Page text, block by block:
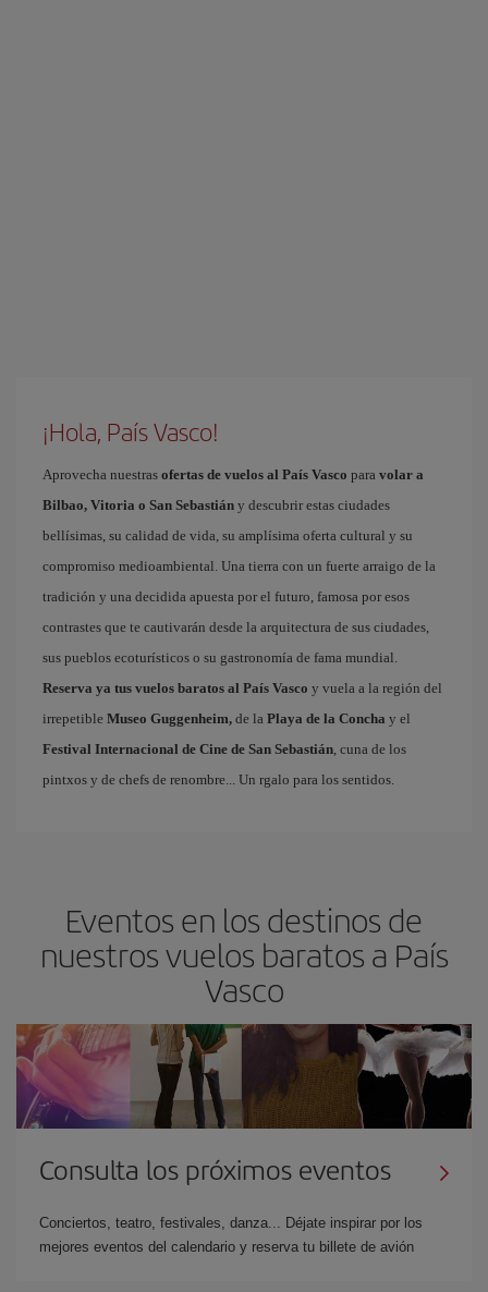
¡Hola, País Vasco!
Aprovecha nuestras ofertas de vuelos al País Vasco para volar a
Bilbao, Vitoria o San Sebastián y descubrir estas ciudades
bellísimas, su calidad de vida, su amplísima oferta cultural y su
compromiso medioambiental. Una tierra con un fuerte arraigo de la
tradición y una decidida apuesta por el futuro, famosa por esos
contrastes que te cautivarán desde la arquitectura de sus ciudades,
sus pueblos ecoturísticos o su gastronomía de fama mundial.
Reserva ya tus vuelos baratos al País Vasco y vuela a la región del
irrepetible Museo Guggenheim, de la Playa de la Concha y el
Festival Internacional de Cine de San Sebastián , cuna de los
pintxos y de chefs de renombre... Un rgalo para los sentidos.
Eventos en los destinos de
nuestros vuelos baratos a País
Vasco
Consulta los próximos eventos
Conciertos, teatro, festivales, danza... Déjate inspirar por los
mejores eventos del calendario y reserva tu billete de avión